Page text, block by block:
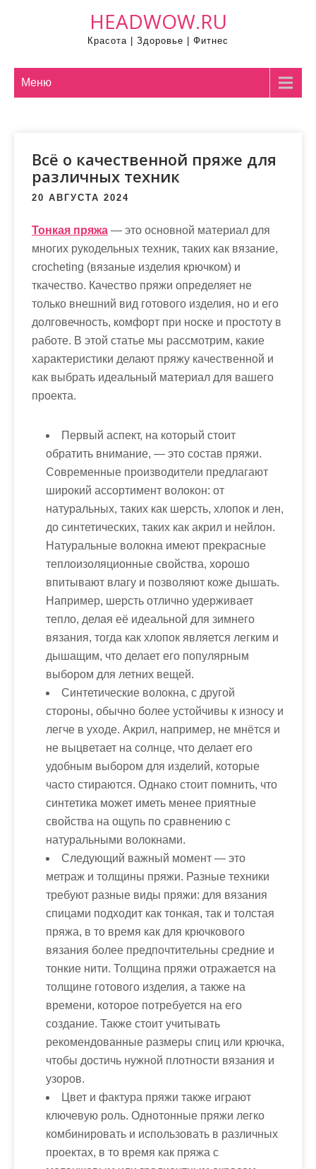
HEADWOW.RU
Красота | Здоровье | Фитнес
Меню
Всё о качественной пряже для
различных техник
20 АВГУСТА 2024
Тонкая пряжа — это основной материал для
многих рукодельных техник, таких как вязание,
crocheting (вязаные изделия крючком) и
ткачество. Качество пряжи определяет не
только внешний вид готового изделия, но и его
долговечность, комфорт при носке и простоту в
работе. В этой статье мы рассмотрим, какие
характеристики делают пряжу качественной и
как выбрать идеальный материал для вашего
проекта.
Первый аспект, на который стоит
обратить внимание, — это состав пряжи.
Современные производители предлагают
широкий ассортимент волокон: от
натуральных, таких как шерсть, хлопок и лен,
до синтетических, таких как акрил и нейлон.
Натуральные волокна имеют прекрасные
теплоизоляционные свойства, хорошо
впитывают влагу и позволяют коже дышать.
Например, шерсть отлично удерживает
тепло, делая её идеальной для зимнего
вязания, тогда как хлопок является легким и
дышащим, что делает его популярным
выбором для летних вещей.
Синтетические волокна, с другой
стороны, обычно более устойчивы к износу и
легче в уходе. Акрил, например, не мнётся и
не выцветает на солнце, что делает его
удобным выбором для изделий, которые
часто стираются. Однако стоит помнить, что
синтетика может иметь менее приятные
свойства на ощупь по сравнению с
натуральными волокнами.
Следующий важный момент — это
метраж и толщины пряжи. Разные техники
требуют разные виды пряжи: для вязания
спицами подходит как тонкая, так и толстая
пряжа, в то время как для крючкового
вязания более предпочтительны средние и
тонкие нити. Толщина пряжи отражается на
толщине готового изделия, а также на
времени, которое потребуется на его
создание. Также стоит учитывать
рекомендованные размеры спиц или крючка,
чтобы достичь нужной плотности вязания и
узоров.
Цвет и фактура пряжи также играют
ключевую роль. Однотонные пряжи легко
комбинировать и использовать в различных
проектах, в то время как пряжа с